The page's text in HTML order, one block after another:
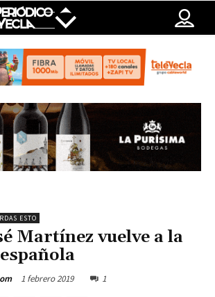
ESTO
Martínez vuelve a la
1 febrero 2019 1